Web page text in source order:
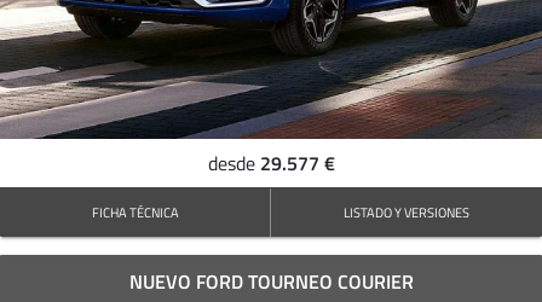
desde 29.577 €
FICHA TÉCNICA LISTADO Y VERSIONES
NUEVO FORD TOURNEO COURIER